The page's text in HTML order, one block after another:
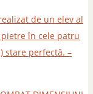
de un elev al
în cele patru
) stare perfectă. –